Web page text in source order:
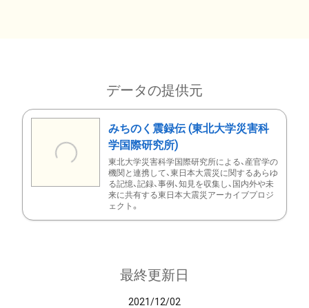
データの提供元
みちのく震録伝 (東北大学災害科
学国際研究所)
東北大学災害科学国際研究所による、産官学の
機関と連携して、東日本大震災に関するあらゆ
る記憶、記録、事例、知見を収集し、国内外や未
来に共有する東日本大震災アーカイブプロジ
ェクト。
最終更新日
2021/12/02